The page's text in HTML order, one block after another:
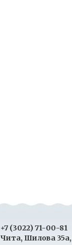
+7 (3022) 71-00-81
Чита, Шилова 35а,